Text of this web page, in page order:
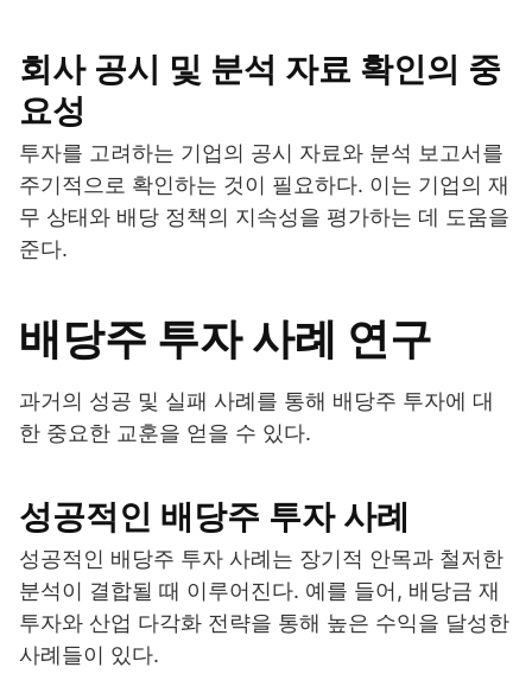
회사 공시 및 분석 자료 확인의 중
요성
투자를 고려하는 기업의 공시 자료와 분석 보고서를
주기적으로 확인하는 것이 필요하다. 이는 기업의 재
무 상태와 배당 정책의 지속성을 평가하는 데 도움을
준다.
배당주 투자 사례 연구
과거의 성공 및 실패 사례를 통해 배당주 투자에 대
한 중요한 교훈을 얻을 수 있다.
성공적인 배당주 투자 사례
성공적인 배당주 투자 사례는 장기적 안목과 철저한
분석이 결합될 때 이루어진다. 예를 들어, 배당금 재
투자와 산업 다각화 전략을 통해 높은 수익을 달성한
사례들이 있다.